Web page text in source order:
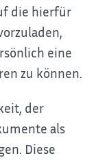
die hierfür
eine
zu können.
der
als
Diese